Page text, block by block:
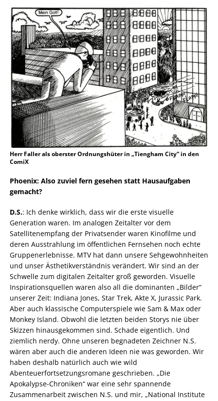
Herr Faller als oberster Ordnungshüter in „Tiengham City“ in den
ComiX
Phoenix: Also zuviel fern gesehen statt Hausaufgaben
gemacht?
D.S.: Ich denke wirklich, dass wir die erste visuelle
Generation waren. Im analogen Zeitalter vor dem
Satellitenempfang der Privatsender waren Kinofilme und
deren Ausstrahlung im öffentlichen Fernsehen noch echte
Gruppenerlebnisse. MTV hat dann unsere Sehgewohnheiten
und unser Ästhetikverständnis verändert. Wir sind an der
Schwelle zum digitalen Zeitalter groß geworden. Visuelle
Inspirationsquellen waren also all die dominanten „Bilder“
unserer Zeit: Indiana Jones, Star Trek, Akte X, Jurassic Park.
Aber auch klassische Computerspiele wie Sam & Max oder
Monkey Island. Obwohl die letzten beiden Storys nie über
Skizzen hinausgekommen sind. Schade eigentlich. Und
ziemlich nerdy. Ohne unseren begnadeten Zeichner N.S.
wären aber auch die anderen Ideen nie was geworden. Wir
haben deshalb natürlich auch wie wild
Abenteuerfortsetzungsromane geschrieben. „Die
Apokalypse-Chroniken“ war eine sehr spannende
Zusammenarbeit zwischen N.S. und mir, „National Institute